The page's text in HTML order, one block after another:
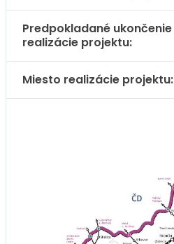
Predpokladané ukončenie
realizácie projektu:
Miesto realizácie projektu: